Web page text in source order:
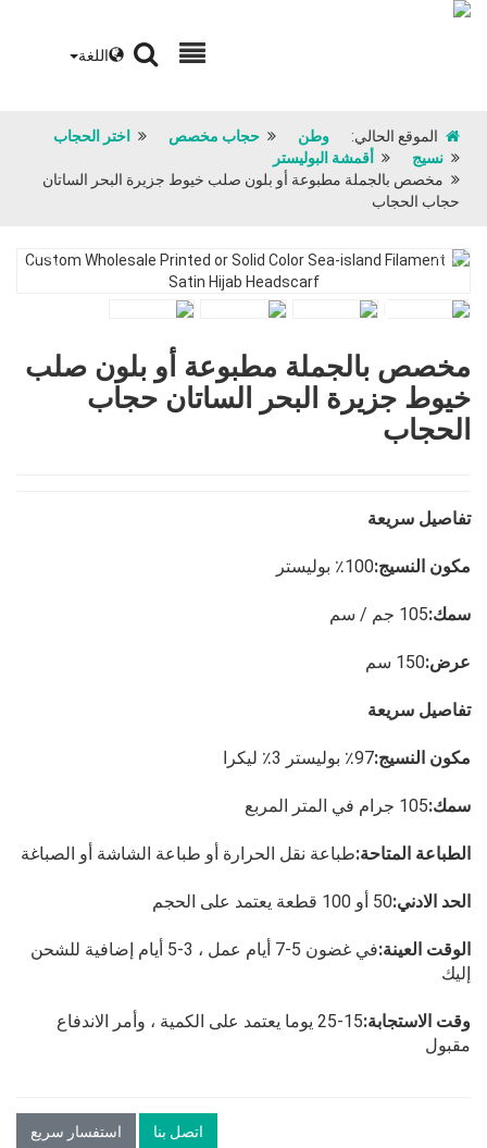
اللغة
الموقع الحالي: وطن حجاب مخصص
اختر الحجاب
نسيج
أقمشة البوليستر
مخصص بالجملة مطبوعة أو بلون صلب خيوط جزيرة البحر الساتان
حجاب الحجاب
مخصص بالجملة مطبوعة أو بلون صلب
خيوط جزيرة البحر الساتان حجاب
الحجاب
تفاصيل سريعة
مكون النسيج:100٪ بوليستر
سمك:105 جم / سم
عرض:150 سم
تفاصيل سريعة
مكون النسيج:97٪ بوليستر 3٪ ليكرا
سمك:105 جرام في المتر المربع
الطباعة المتاحة:طباعة نقل الحرارة أو طباعة الشاشة أو الصباغة
الحد الادني:50 أو 100 قطعة يعتمد على الحجم
الوقت العينة:
في غضون 5-7 أيام عمل ، 3-5 أيام إضافية للشحن
إليك
وقت الاستجابة:
15-25 يوما يعتمد على الكمية ، وأمر الاندفاع
مقبول
اتصل بنا استفسار سريع